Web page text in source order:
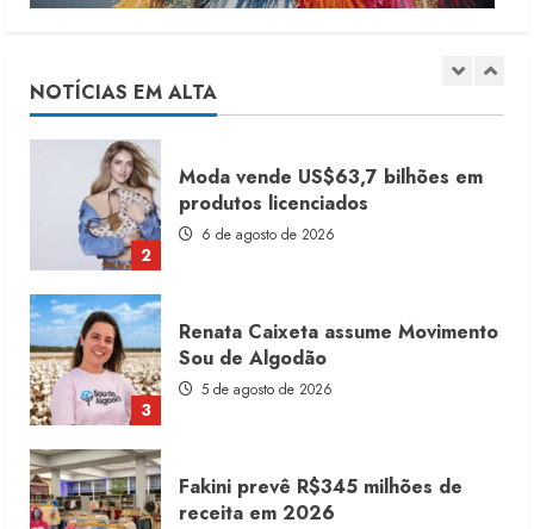
NOTÍCIAS EM ALTA
2
6 de agosto de 2026
3
Renata Caixeta assume Movimento
Sou de Algodão
5 de agosto de 2026
4
Fakini prevê R$345 milhões de
receita em 2026
4 de agosto de 2026
Projeto testa passaporte digital na
moda nacional